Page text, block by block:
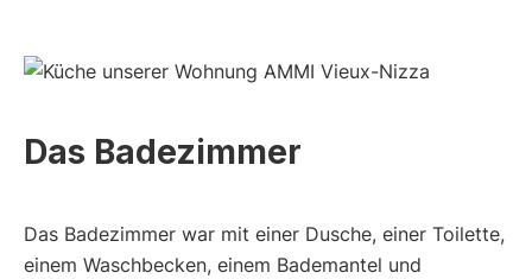
Das Badezimmer
Das Badezimmer war mit einer Dusche, einer Toilette,
einem Waschbecken, einem Bademantel und